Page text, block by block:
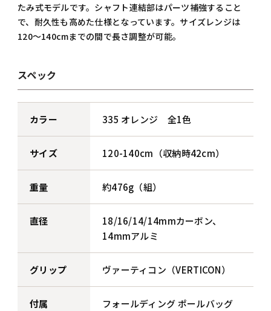
たみ式モデルです。シャフト連結部はパーツ補強すること
で、耐久性も高めた仕様となっています。サイズレンジは
120～140cmまでの間で長さ調整が可能。
スペック
カラー 335 オレンジ 全1色
サイズ 120-140cm（収納時42cm）
重量 約476g（組）
直径
18/16/14/14mmカーボン、
14mmアルミ
グリップ ヴァーティコン（VERTICON）
付属
フォールディング ポールバッグ